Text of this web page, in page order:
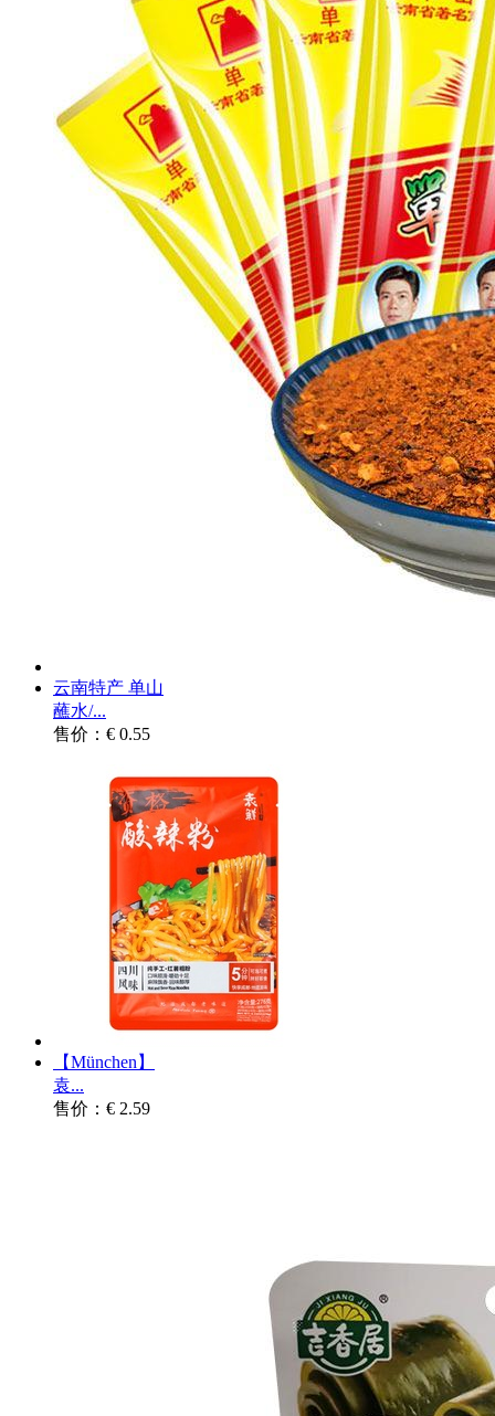
云南特产 单山
蘸水/...
售价：€ 0.55
【München】
袁...
售价：€ 2.59